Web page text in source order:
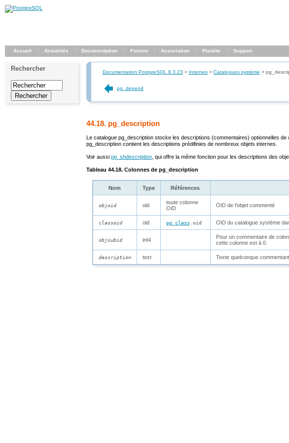
Accueil Actualités Documentation Forums Association Planète Support
Rechercher Documentation PostgreSQL 8.3.23 > Internes> Catalogues système >
pg_depend
44.18. pg_description
Le catalogue pg_description stocke les descriptions (commentaires) optionnelles
pg_description contient les descriptions prédifinies de nombreux objets internes.
Voir aussi pg_shdescription , qui offre la même fonction pour les descriptions des
Tableau 44.18. Colonnes de pg_description
Nom Type Références
objoid oid
toute colonne
OID
OID de l'objet commenté
classoid oid pg_class .oid OID du catalogue système
objsubid int4 Pour un commentaire de
cette colonne est à 0.
description text Texte quelconque